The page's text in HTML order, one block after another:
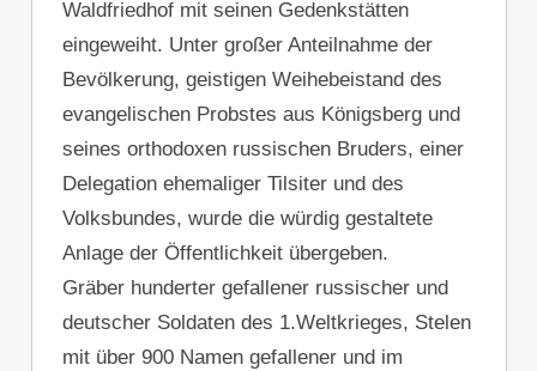
Waldfriedhof mit seinen Gedenkstätten
eingeweiht. Unter großer Anteilnahme der
Bevölkerung, geistigen Weihebeistand des
evangelischen Probstes aus Königsberg und
seines orthodoxen russischen Bruders, einer
Delegation ehemaliger Tilsiter und des
Volksbundes, wurde die würdig gestaltete
Anlage der Öffentlichkeit übergeben.
Gräber hunderter gefallener russischer und
deutscher Soldaten des 1.Weltkrieges, Stelen
mit über 900 Namen gefallener und im